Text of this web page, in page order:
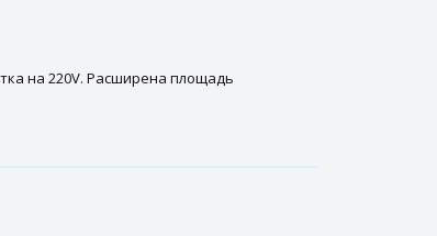
на 220V. Расширена площадь